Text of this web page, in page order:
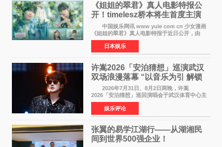
《姐姐的翠君》真人电影特报公
开！timelesz桥本将生首度主演
12月4日上映
中国娱乐网讯 www yule com cn 少女漫画
《姐姐的翠君》真人电影特报于近日公开，由
timelesz成员桥本将生担任主演，这也是他首次
担任电影主演，引发高度关注。 女高中生咲
苗翠（中岛瑠菜
日本娱乐
许嵩2026「安泊猜想」巡演武汉
双场浪漫落幕 “以音乐为引 解锁
江城记忆”
2026年7月31日、8月2日两晚，许嵩
2026「安泊猜想」巡回演唱会于武汉体育中心主
体育场盛大开唱。许嵩与数万歌迷在此相聚，从
浪漫惬意的舞台设计到充满诚意与惊喜的现场互
动，共同开启了一场关于
娱乐评论
张翼的易学江湖行——从湖湘民
间到世界500强企业！